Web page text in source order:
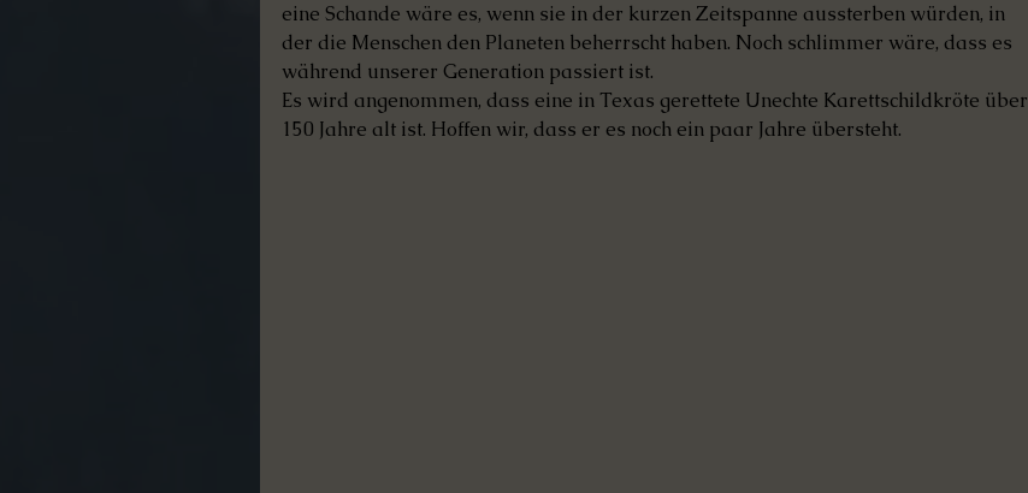
eine Schande wäre es, wenn sie in der kurzen Zeitspanne aussterben würden, in
der die Menschen den Planeten beherrscht haben. Noch schlimmer wäre, dass es
während unserer Generation passiert ist.
Es wird angenommen, dass eine in Texas gerettete Unechte Karettschildkröte über
150 Jahre alt ist. Hoffen wir, dass er es noch ein paar Jahre übersteht.